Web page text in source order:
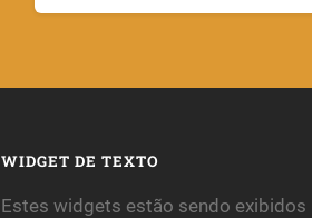
WIDGET DE TEXTO
Estes widgets estão sendo exibidos